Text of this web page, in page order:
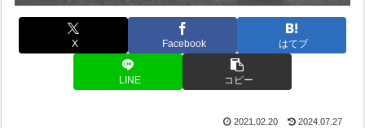
X Facebook はてブ
LINE コピー
2021.02.20 2024.07.27